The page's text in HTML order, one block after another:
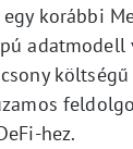
korábbi
hez.